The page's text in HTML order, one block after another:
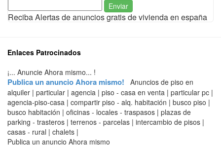
Enviar
Reciba Alertas de anuncios gratis de vivienda en españa
Enlaces Patrocinados
¡... Anuncie Ahora mismo... !
Publica un anuncio Ahora mismo! Anuncios de piso en
alquiler | particular | agencia | piso - casa en venta | particular pc |
agencia-piso-casa | compartir piso - alq. habitación | busco piso |
busco habitación | oficinas - locales - traspasos | plazas de
parking - trasteros | terrenos - parcelas | intercambio de pisos |
casas - rural | chalets |
Publica un anuncio Ahora mismo